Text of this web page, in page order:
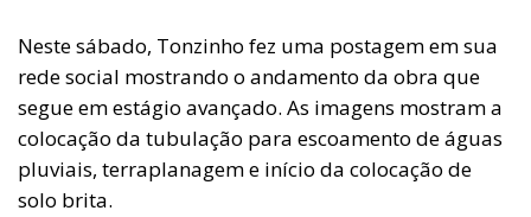
Neste sábado, Tonzinho fez uma postagem em sua
rede social mostrando o andamento da obra que
segue em estágio avançado. As imagens mostram a
colocação da tubulação para escoamento de águas
pluviais, terraplanagem e início da colocação de
solo brita.